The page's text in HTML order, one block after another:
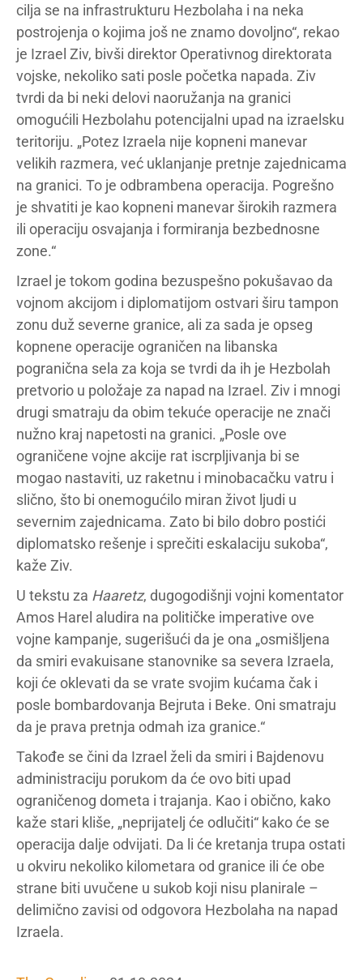
cilja se na infrastrukturu Hezbolaha i na neka
postrojenja o kojima još ne znamo dovoljno“, rekao
je Izrael Ziv, bivši direktor Operativnog direktorata
vojske, nekoliko sati posle početka napada. Ziv
tvrdi da bi neki delovi naoružanja na granici
omogućili Hezbolahu potencijalni upad na izraelsku
teritoriju. „Potez Izraela nije kopneni manevar
velikih razmera, već uklanjanje pretnje zajednicama
na granici. To je odbrambena operacija. Pogrešno
je shvatiti je kao kopneni manevar širokih razmera
ili operaciju osvajanja i formiranja bezbednosne
zone.“
Izrael je tokom godina bezuspešno pokušavao da
vojnom akcijom i diplomatijom ostvari širu tampon
zonu duž severne granice, ali za sada je opseg
kopnene operacije ograničen na libanska
pogranična sela za koja se tvrdi da ih je Hezbolah
pretvorio u položaje za napad na Izrael. Ziv i mnogi
drugi smatraju da obim tekuće operacije ne znači
nužno kraj napetosti na granici. „Posle ove
ograničene vojne akcije rat iscrpljivanja bi se
mogao nastaviti, uz raketnu i minobacačku vatru i
slično, što bi onemogućilo miran život ljudi u
severnim zajednicama. Zato bi bilo dobro postići
diplomatsko rešenje i sprečiti eskalaciju sukoba“,
kaže Ziv.
U tekstu za Haaretz, dugogodišnji vojni komentator
Amos Harel aludira na političke imperative ove
vojne kampanje, sugerišući da je ona „osmišljena
da smiri evakuisane stanovnike sa severa Izraela,
koji će oklevati da se vrate svojim kućama čak i
posle bombardovanja Bejruta i Beke. Oni smatraju
da je prava pretnja odmah iza granice.“
Takođe se čini da Izrael želi da smiri i Bajdenovu
administraciju porukom da će ovo biti upad
ograničenog dometa i trajanja. Kao i obično, kako
kaže stari kliše, „neprijatelj će odlučiti“ kako će se
operacija dalje odvijati. Da li će kretanja trupa ostati
u okviru nekoliko kilometara od granice ili će obe
strane biti uvučene u sukob koji nisu planirale –
delimično zavisi od odgovora Hezbolaha na napad
Izraela.